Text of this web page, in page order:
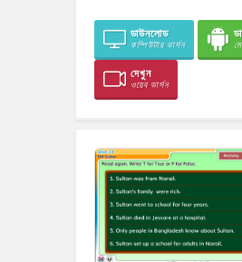
ডাউনলোড
কম্পিউটার ভার্সন
দেখুন
ওয়েব ভার্সন